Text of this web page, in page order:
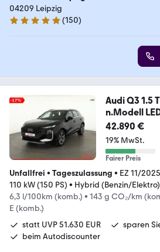
04209 Leipzig
4.8 Sterne
(150)
Audi Q3 1.5
n.Modell
42.890 €
19% MwSt.
Fairer Preis
Unfallfrei • Tageszulassung • EZ 11/2025
110 kW (150 PS) • Hybrid (Benzin/Elektro)
6,3 l/100km (komb.) • 143 g CO₂/km
E (komb.)
statt UVP 51.630 EUR
sparen
beim Autodiscounter